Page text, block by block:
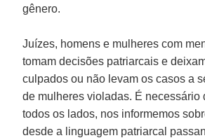
gênero.
Juízes, homens e mulheres com
tomam decisões patriarcais e
culpados ou não levam os casos a
de mulheres violadas. É necessário
todos os lados, nos informemos
desde a linguagem patriarcal